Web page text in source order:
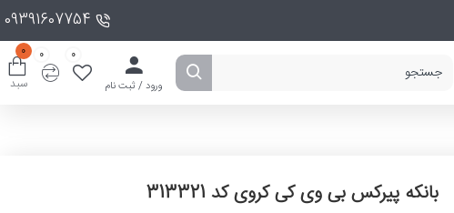
09391607754
ورود / ثبت نام
0
0
سبد
0
بانکه پیرکس بی وی کی کروی کد 313321